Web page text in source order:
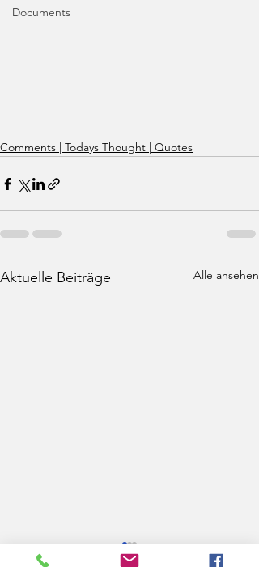
Documents
Comments | Todays Thought | Quotes
Aktuelle Beiträge Alle ansehen